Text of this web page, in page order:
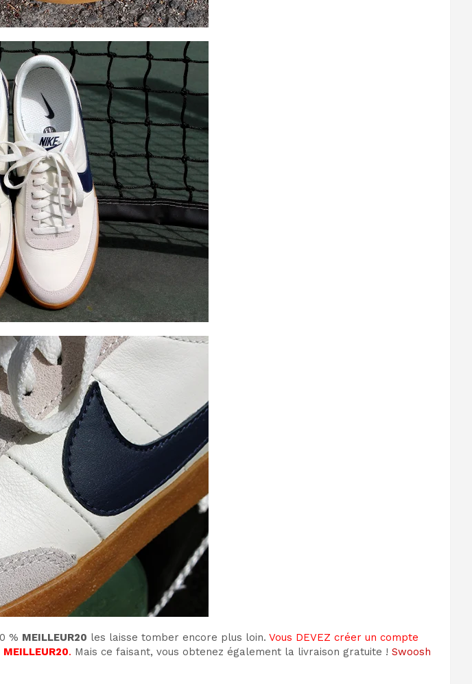
% MEILLEUR20 les laisse tomber encore plus loin. Vous DEVEZ créer un compte
MEILLEUR20. Mais ce faisant, vous obtenez également la livraison gratuite ! Swoosh